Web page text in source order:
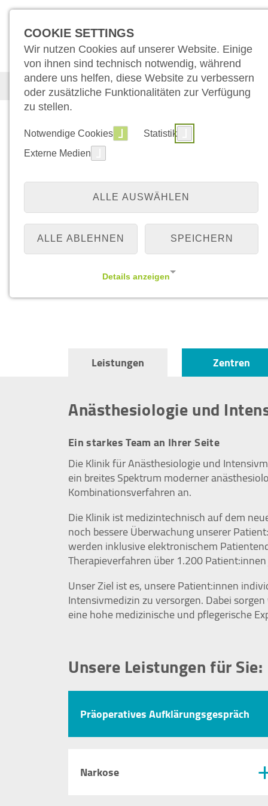
Medizin Pflege Für
Klinik für
und Intensivmedizin
Der Aufgabenbereich unserer Klinik für
Intensivmedizin geht weit über die
Patient:innen hinaus. Er beinhaltet neben
Intensiv- und Notfallmedizin sowie die
Leistungen Zentren
Anästhesiologie und
Ein starkes Team an Ihrer Seite
Die Klinik für Anästhesiologie und
ein breites Spektrum moderner
Kombinationsverfahren an.
Die Klinik ist medizintechnisch auf dem
noch bessere Überwachung unserer
werden inklusive elektronischem
Therapieverfahren über 1.200
Unser Ziel ist es, unsere Patient:innen
Intensivmedizin zu versorgen. Dabei
eine hohe medizinische und pflegerische
Unsere Leistungen für Sie:
Präoperatives Aufklärungsgespräch
Narkose
COOKIE SETTINGS
Wir nutzen Cookies auf unserer Website. Einige
von ihnen sind technisch notwendig, während
andere uns helfen, diese Website zu verbessern
oder zusätzliche Funktionalitäten zur Verfügung
zu stellen.
Notwendige Cookies
Statistik
Externe Medien
ALLE AUSWÄHLEN
ALLE ABLEHNEN SPEICHERN
Details anzeigen
einwandfreie Funktion der Website
Cookie Consent
cookie_consent
Zweck:
Managen von Consent-
Einstellungen
Laufzeit:
STATISTIK
Statistik Cookies erfassen Informationen
anonym. Diese Informationen helfen uns zu
Google Tag Manager / Google Analytics
"_ga", "_ga_QS684SRPS1"
Impressum|Datenschutz